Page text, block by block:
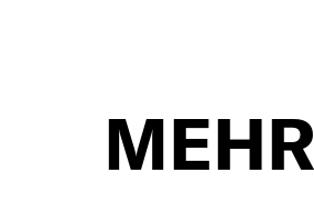
MEHR